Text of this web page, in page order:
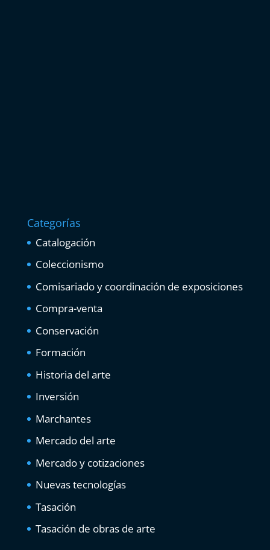
Categorías
Catalogación
Coleccionismo
Comisariado y coordinación de exposiciones
Compra-venta
Conservación
Formación
Historia del arte
Inversión
Marchantes
Mercado del arte
Mercado y cotizaciones
Nuevas tecnologías
Tasación
Tasación de obras de arte